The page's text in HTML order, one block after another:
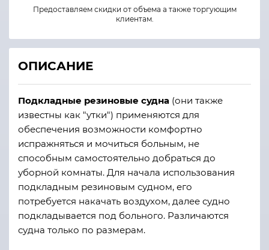
Предоставляем скидки от объема а также торгующим
клиентам.
ОПИСАНИЕ
Подкладные резиновые судна (они также
известны как "утки") применяются для
обеспечения возможности комфортно
испражняться и мочиться больным, не
способным самостоятельно добраться до
уборной комнаты. Для начала использования
подкладным резиновым судном, его
потребуется накачать воздухом, далее судно
подкладывается под больного. Различаются
судна только по размерам.